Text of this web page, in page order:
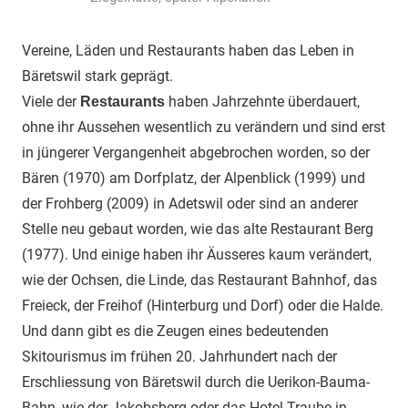
Vereine, Läden und Restaurants haben das Leben in
Bäretswil stark geprägt.
Viele der Restaurants haben Jahrzehnte überdauert,
ohne ihr Aussehen wesentlich zu verändern und sind erst
in jüngerer Vergangenheit abgebrochen worden, so der
Bären (1970) am Dorfplatz, der Alpenblick (1999) und
der Frohberg (2009) in Adetswil oder sind an anderer
Stelle neu gebaut worden, wie das alte Restaurant Berg
(1977). Und einige haben ihr Äusseres kaum verändert,
wie der Ochsen, die Linde, das Restaurant Bahnhof, das
Freieck, der Freihof (Hinterburg und Dorf) oder die Halde.
Und dann gibt es die Zeugen eines bedeutenden
Skitourismus im frühen 20. Jahrhundert nach der
Erschliessung von Bäretswil durch die Uerikon-Bauma-